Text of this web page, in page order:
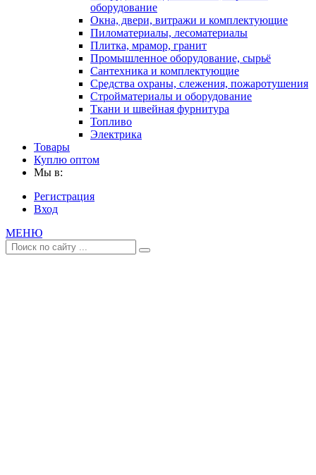
оборудование
Окна, двери, витражи и комплектующие
Пиломатериалы, лесоматериалы
Плитка, мрамор, гранит
Промышленное оборудование, сырьё
Сантехника и комплектующие
Средства охраны, слежения, пожаротушения
Стройматериалы и оборудование
Ткани и швейная фурнитура
Топливо
Электрика
Товары
Куплю оптом
Мы в:
Регистрация
Вход
МЕНЮ